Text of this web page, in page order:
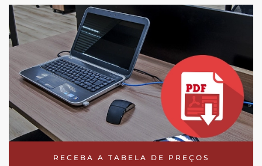
RECEBA A TABELA DE PREÇOS